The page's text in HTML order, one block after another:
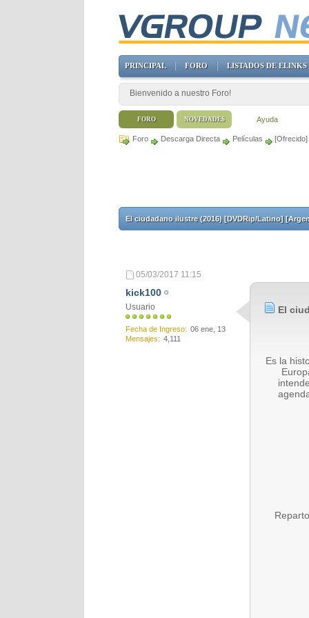
Foro Descarga Directa Películas [Ofrecido]
El ciudadano ilustre (2016) [DVDRip/Latino]
05/03/2017 11:15
kick100
Usuario
Fecha de Ingreso
06 ene, 13
Mensajes
4,111
El
Es la
PRINCIPAL FORO LISTADOS DE ELINKS
Bienvenido a nuestro Foro!
FORO Ayuda
NOVEDADES